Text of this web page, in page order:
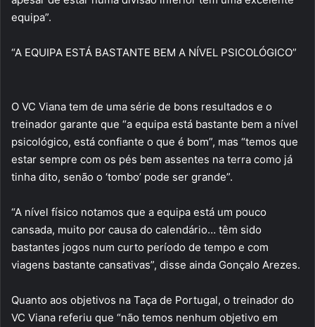
equipa”.
“A EQUIPA ESTÁ BASTANTE BEM A NÍVEL PSICOLÓGICO”
O VC Viana tem de uma série de bons resultados e o
treinador garante que “a equipa está bastante bem a nível
psicológico, está confiante o que é bom”, mas “temos que
estar sempre com os pés bem assentes na terra como já
tinha dito, senão o ‘tombo’ pode ser grande”.
“A nível físico notamos que a equipa está um pouco
cansada, muito por causa do calendário… têm sido
bastantes jogos num curto período de tempo e com
viagens bastante cansativas”, disse ainda Gonçalo Arezes.
Quanto aos objetivos na Taça de Portugal, o treinador do
VC Viana referiu que “não temos nenhum objetivo em